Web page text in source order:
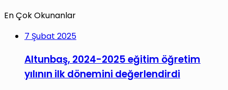
En Çok Okunanlar
7 Şubat 2025
Altunbaş, 2024-2025 eğitim öğretim
yılının ilk dönemini değerlendirdi